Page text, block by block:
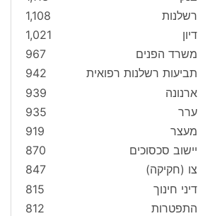
רשלנות
1,108
דיון
1,021
משרד הפנים
967
תביעות רשלנות רפואית
942
ארנונה
939
ערר
935
מעצר
919
יישוב סכסוכים
870
צו (חקיקה)
847
דיני חינוך
815
התפטרות
812